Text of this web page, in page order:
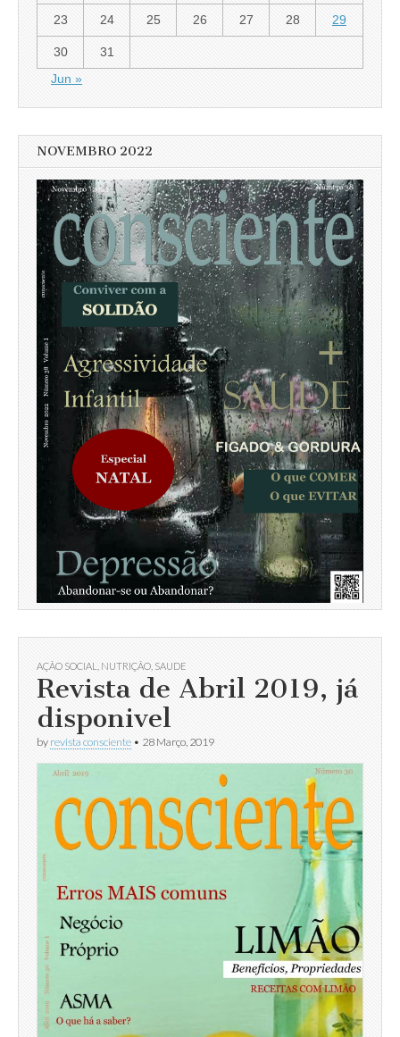
23 24 25 26 27 28 29
30
31
Jun »
NOVEMBRO 2022
AÇÃO SOCIAL NUTRIÇÃO SAUDE
Revista de Abril 2019, já
disponivel
by revista consciente • 28 Março, 2019